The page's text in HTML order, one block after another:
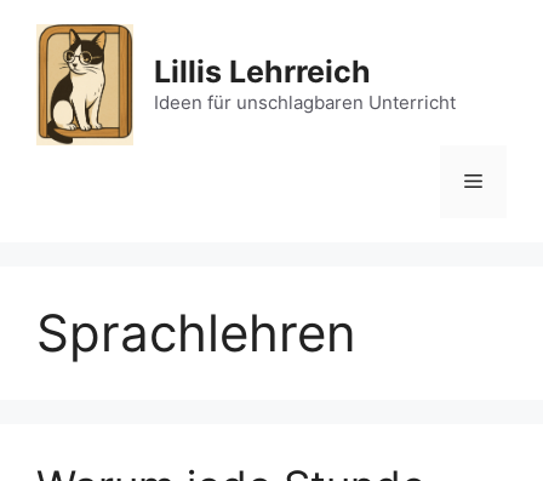
content
Lillis Lehrreich
Ideen für unschlagbaren Unterricht
Menu
Sprachlehren